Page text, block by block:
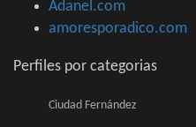
Adanel.com
amoresporadico.com
Perfiles por categorias
Ciudad Fernández